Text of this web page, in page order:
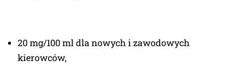
20 mg/100 ml dla nowych i zawodowych
kierowców,